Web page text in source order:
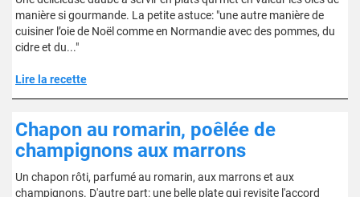
manière si gourmande. La petite astuce: "une autre manière de
cuisiner l’oie de Noël comme en Normandie avec des pommes, du
cidre et du..."
Lire la recette
Chapon au romarin, poêlée de
champignons aux marrons
Un chapon rôti, parfumé au romarin, aux marrons et aux
champignons. D'autre part: une belle plate qui revisite l'accord